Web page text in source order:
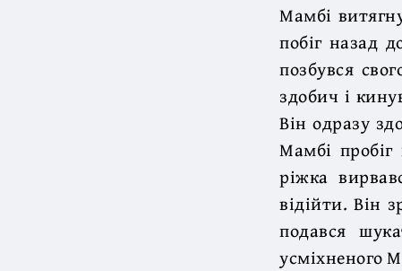
Мамбі
побіг назад
позбувся
здобич і
Він одразу
Мамбі
ріжка
відійти. Він
подався
усміхненого